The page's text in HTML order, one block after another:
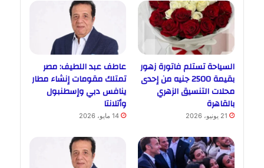
السياحة تستلم فاتورة زهور
بقيمة 2500 جنيه من إحدى
محلات التنسيق الزهري
بالقاهرة
21 يونيو، 2026
عاطف عبد اللطيف: مصر
تمتلك مقومات إنشاء مطار
ينافس دبي وإسطنبول
وأتلانتا
14 مايو، 2026